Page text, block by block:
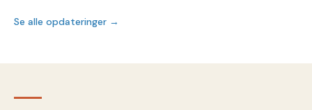
Se alle opdateringer →